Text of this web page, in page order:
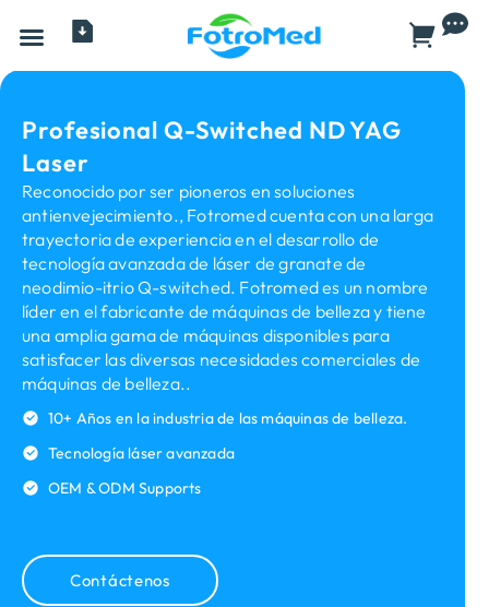
Profesional Q-Switched ND YAG
Laser
Reconocido por ser pioneros en soluciones
antienvejecimiento., Fotromed cuenta con una larga
trayectoria de experiencia en el desarrollo de
tecnología avanzada de láser de granate de
neodimio-itrio Q-switched. Fotromed es un nombre
líder en el fabricante de máquinas de belleza y tiene
una amplia gama de máquinas disponibles para
satisfacer las diversas necesidades comerciales de
máquinas de belleza..
10+ Años en la industria de las máquinas de belleza.
Tecnología láser avanzada
OEM & ODM Supports
Contáctenos